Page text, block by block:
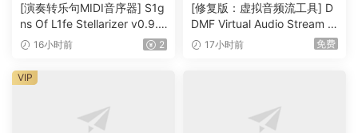
A foundation for AI-enhanced processing
The manual selection tools in SpectraLayers allow
everything from broad brush editing to microscopic
intervention. AI-assisted processes bring even more
and layers-based workflow more powerful and flexible
[演奏转乐句MIDI音序器] S1g
ns Of L1fe Stellarizer v0.9.1
BETA-ARCADiA [WiN, MacO
16小时前 2
[修复版：虚拟音频流工具] D
DMF Virtual Audio Stream v
2.0.2 x32 x64 Rev5-itUsed
17小时前 免费
VIP